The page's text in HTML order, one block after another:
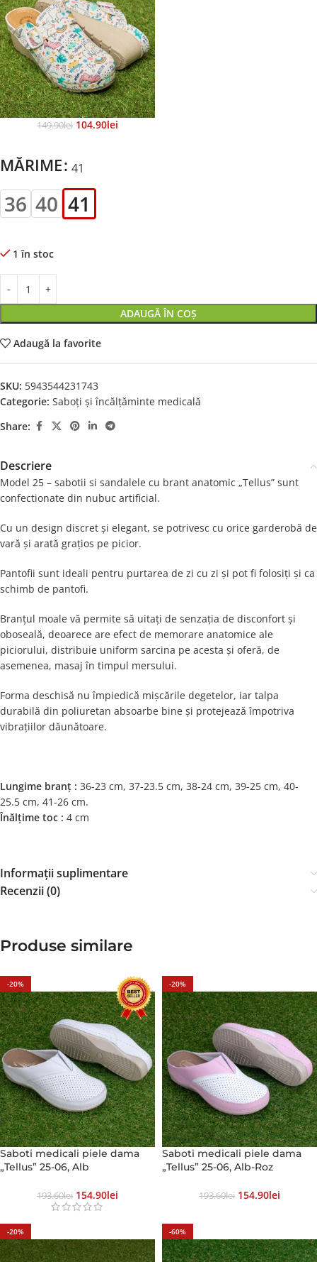
149.90Lei 104.90Lei
MĂRIME 41
36 40 41
1 în stoc
ADAUGĂ ÎN COȘ
Adaugă la favorite
SKU: 5943544231743
Categorie: Saboți și încălțăminte medicală
Share:
Descriere
Model 25 – sabotii si sandalele cu brant anatomic „Tellus” sunt
confectionate din nubuc artificial.
Cu un design discret și elegant, se potrivesc cu orice garderobă de
vară și arată grațios pe picior.
Pantofii sunt ideali pentru purtarea de zi cu zi și pot fi folosiți și ca
schimb de pantofi.
Branțul moale vă permite să uitați de senzația de disconfort și
oboseală, deoarece are efect de memorare anatomice ale
piciorului, distribuie uniform sarcina pe acesta și oferă, de
asemenea, masaj în timpul mersului.
Forma deschisă nu împiedică mișcările degetelor, iar talpa
durabilă din poliuretan absoarbe bine și protejează împotriva
vibrațiilor dăunătoare.
Lungime branț : 36-23 cm, 37-23.5 cm, 38-24 cm, 39-25 cm, 40-
25.5 cm, 41-26 cm.
Înălțime toc : 4 cm
Informații suplimentare
Recenzii (0)
Produse similare
-20%
Saboti medicali piele dama
„Tellus” 25-06, Alb
193.60Lei 154.90Lei
-20%
Saboti medicali piele dama
„Tellus” 25-06, Alb-Roz
193.60Lei 154.90Lei
-20% -60%